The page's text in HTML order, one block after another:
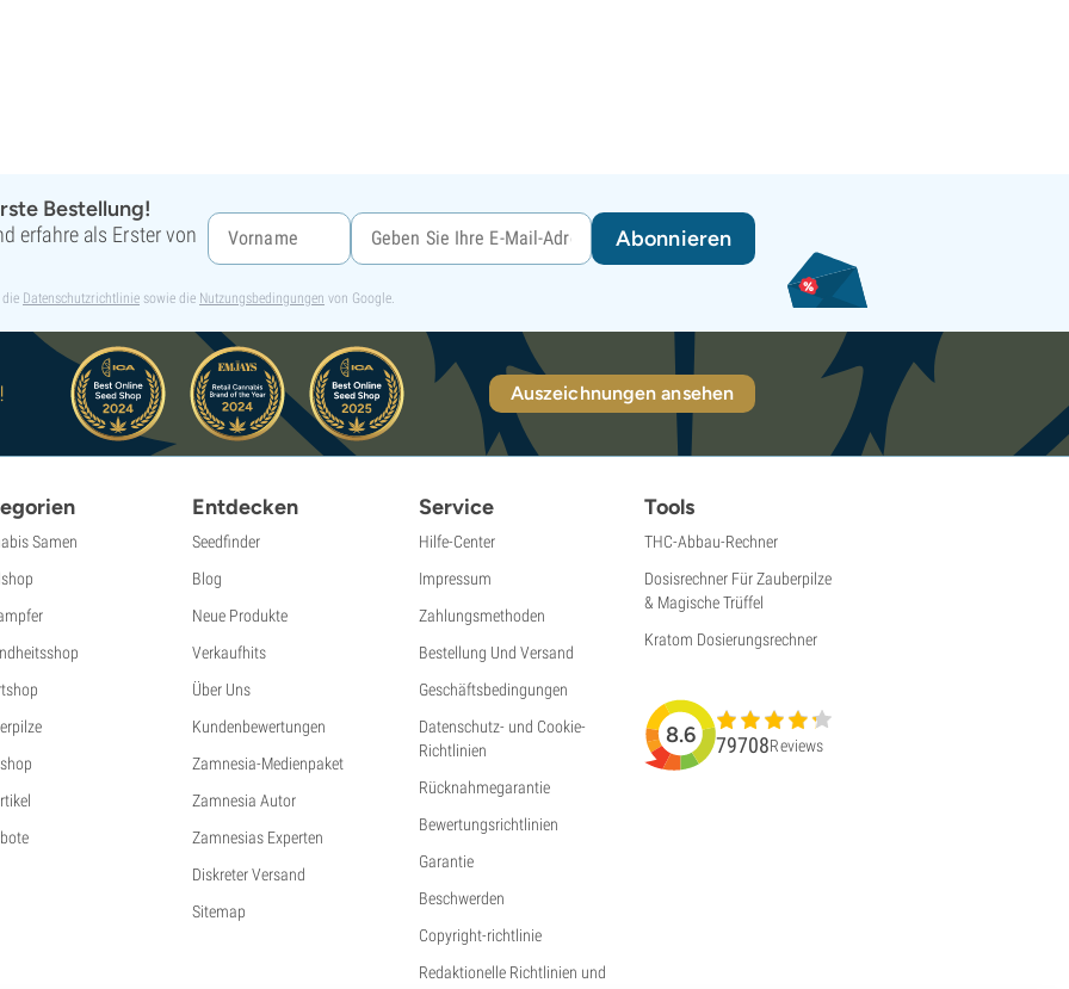
Bestellung!
erfahre als Erster von
Abonnieren
die Datenschutzrichtlinie sowie die Nutzungsbedingungen von Google.
Auszeichnungen ansehen
Samen
Entdecken
Seedfinder
Blog
Neue Produkte
Verkaufhits
Über Uns
Kundenbewertungen
Zamnesia-Medienpaket
Zamnesia Autor
Zamnesias Experten
Diskreter Versand
Sitemap
Service
Hilfe-Center
Impressum
Zahlungsmethoden
Bestellung Und Versand
Geschäftsbedingungen
Datenschutz- und Cookie-
Richtlinien
Rücknahmegarantie
Bewertungsrichtlinien
Garantie
Beschwerden
Copyright-richtlinie
Redaktionelle Richtlinien und
Tools
THC-Abbau-Rechner
Dosisrechner Für Zauberpilze
& Magische Trüffel
Kratom Dosierungsrechner
8.6 79708Reviews